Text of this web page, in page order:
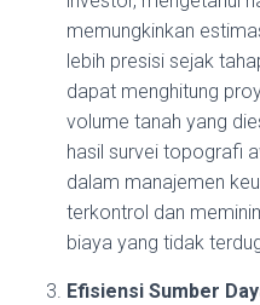
memungkinkan
lebih presisi sejak
dapat menghitung
volume tanah yang
hasil survei topografi
dalam manajemen
terkontrol dan
biaya yang tidak
Efisiensi Sumber